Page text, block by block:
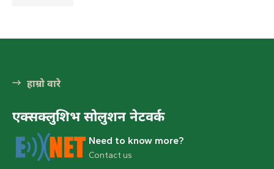
हेटौंडा अनलाईन
चुरीयामाइमा ऐतिहासिक, धार्मिक र पर्यटकिय
क्षेत्रको रुपमा विकास हुँदै
हेटौंडा अनलाईन
हाम्रो वारे
एक्सक्लुशिभ सोलुशन नेटवर्क
Need to know more?
Contact us